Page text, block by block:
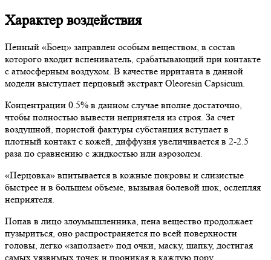
Характер воздействия
Пенный «Боец» заправлен особым веществом, в состав
которого входит вспениватель, срабатывающий при контакте
с атмосферным воздухом. В качестве ирританта в данной
модели выступает перцовый экстракт Oleoresin Capsicum.
Концентрации 0.5% в данном случае вполне достаточно,
чтобы полностью вывести неприятеля из строя. За счет
воздушной, пористой фактуры субстанция вступает в
плотный контакт с кожей, диффузия увеличивается в 2-2.5
раза по сравнению с жидкостью или аэрозолем.
«Перцовка» впитывается в кожные покровы и слизистые
быстрее и в большем объеме, вызывая болевой шок, ослепляя
неприятеля.
Попав в лицо злоумышленника, пена вещество продолжает
пузыриться, оно распространяется по всей поверхности
головы, легко «заползает» под очки, маску, шапку, достигая
самых уязвимых точек и проникая в каждую пору.